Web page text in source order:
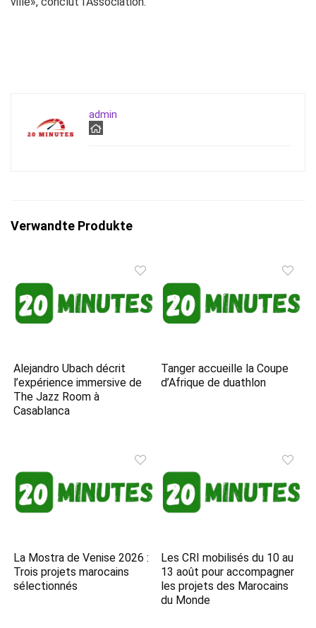
admin
Verwandte Produkte
Alejandro Ubach décrit
l’expérience immersive de
The Jazz Room à
Casablanca
Tanger accueille la Coupe
d’Afrique de duathlon
La Mostra de Venise 2026 :
Trois projets marocains
sélectionnés
Les CRI mobilisés du 10 au
13 août pour accompagner
les projets des Marocains
du Monde